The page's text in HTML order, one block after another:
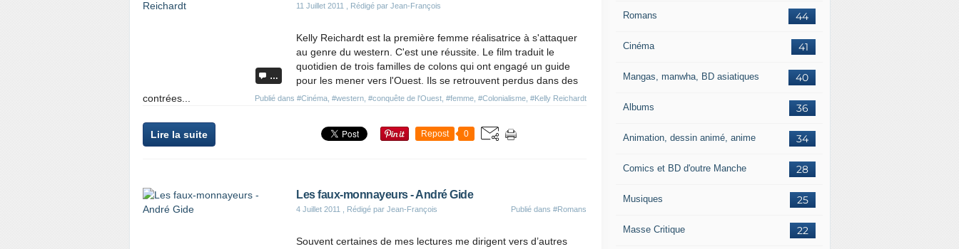
…
11 Juillet 2011 , Rédigé par Jean-François
Publié dans #Cinéma #western #conquête de l'Ouest #femme #Colonialisme #Kelly Reichardt
Kelly Reichardt est la première femme réalisatrice à s'attaquer
au genre du western. C'est une réussite. Le film traduit le
quotidien de trois familles de colons qui ont engagé un guide
pour les mener vers l'Ouest. Ils se retrouvent perdus dans des
contrées...
Lire la suite Repost 0
Les faux-monnayeurs - André Gide
4 Juillet 2011 , Rédigé par Jean-François Publié dans #Romans
Souvent certaines de mes lectures me dirigent vers d’autres
44
Romans
41
Cinéma
40
Mangas, manwha, BD asiatiques
36
Albums
34
Animation, dessin animé, anime
28
Comics et BD d'outre Manche
25
Musiques
22
Masse Critique